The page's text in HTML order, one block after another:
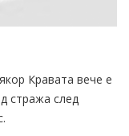
Кравата вече е
стража след